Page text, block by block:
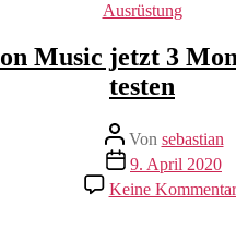
Kategorien
Ausrüstung
Music jetzt 3
testen
Beitragsautor
Von sebastian
Beitragsdatum
9. April 2020
Keine